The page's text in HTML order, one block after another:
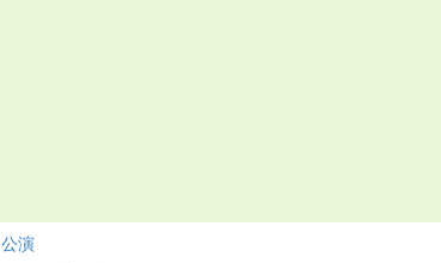
公演